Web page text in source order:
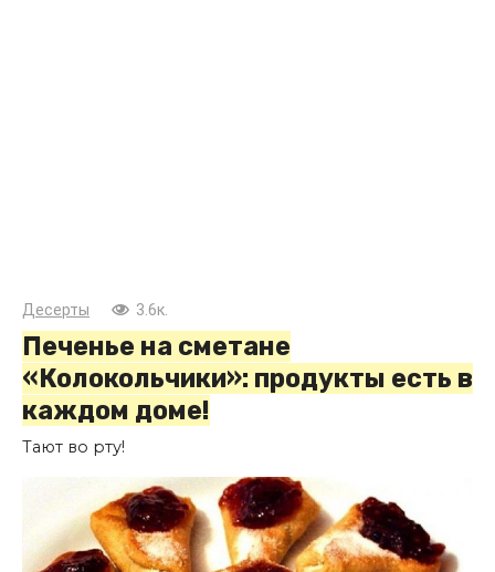
Десерты 3.6к.
Печенье на сметане
«Колокольчики»: продукты есть в
каждом доме!
Тают во рту!